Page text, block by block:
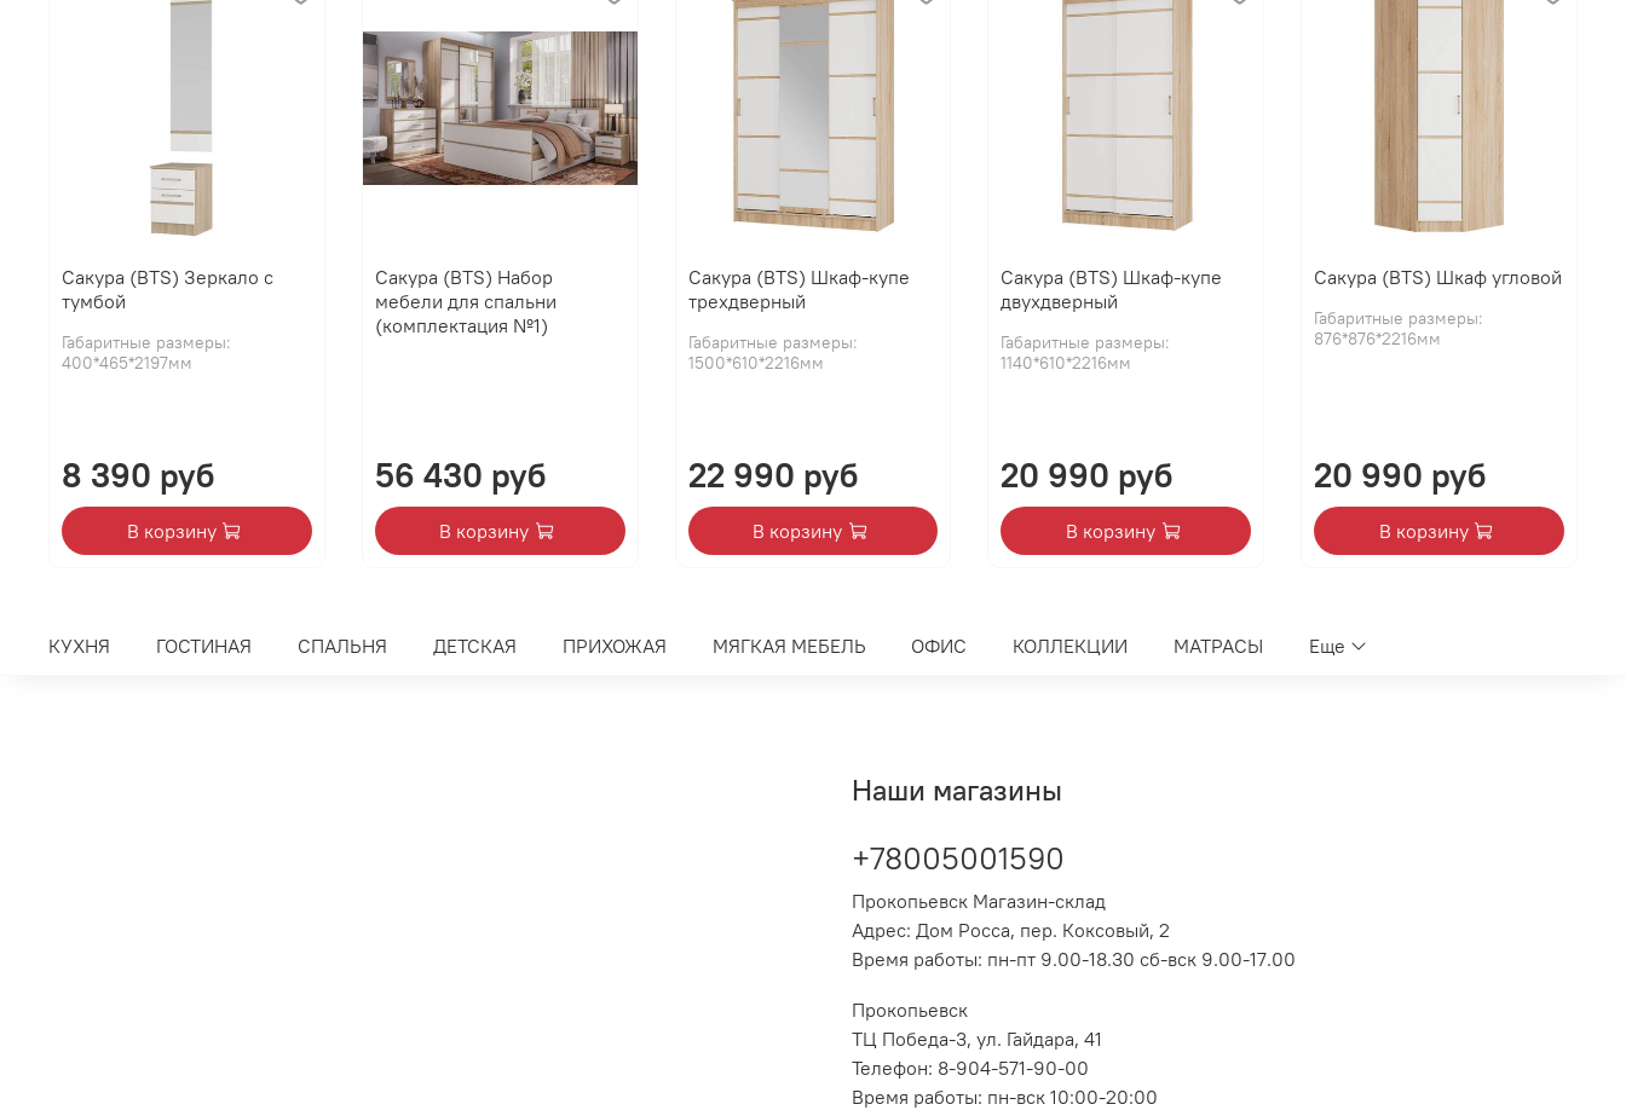
Сакура (BTS) Зеркало с
тумбой
Габаритные размеры:
400*465*2197мм
8 390 руб
В корзину
Сакура (BTS) Набор
мебели для спальни
(комплектация №1)
56 430 руб
В корзину
Сакура (BTS) Шкаф-купе
трехдверный
Габаритные размеры:
1500*610*2216мм
22 990 руб
В корзину
Сакура (BTS) Шкаф-купе
двухдверный
Габаритные размеры:
1140*610*2216мм
20 990 руб
В корзину
Сакура (BTS) Шкаф угловой
Габаритные размеры:
876*876*2216мм
20 990 руб
В корзину
КУХНЯ ГОСТИНАЯ СПАЛЬНЯ ДЕТСКАЯ ПРИХОЖАЯ МЯГКАЯ МЕБЕЛЬ ОФИС КОЛЛЕКЦИИ МАТРАСЫ Еще
Наши магазины
+78005001590
Прокопьевск Магазин-склад
Адрес: Дом Росса, пер. Коксовый, 2
Время работы: пн-пт 9.00-18.30 сб-вск 9.00-17.00
Прокопьевск
ТЦ Победа-3, ул. Гайдара, 41
Телефон: 8-904-571-90-00
Время работы: пн-вск 10:00-20:00